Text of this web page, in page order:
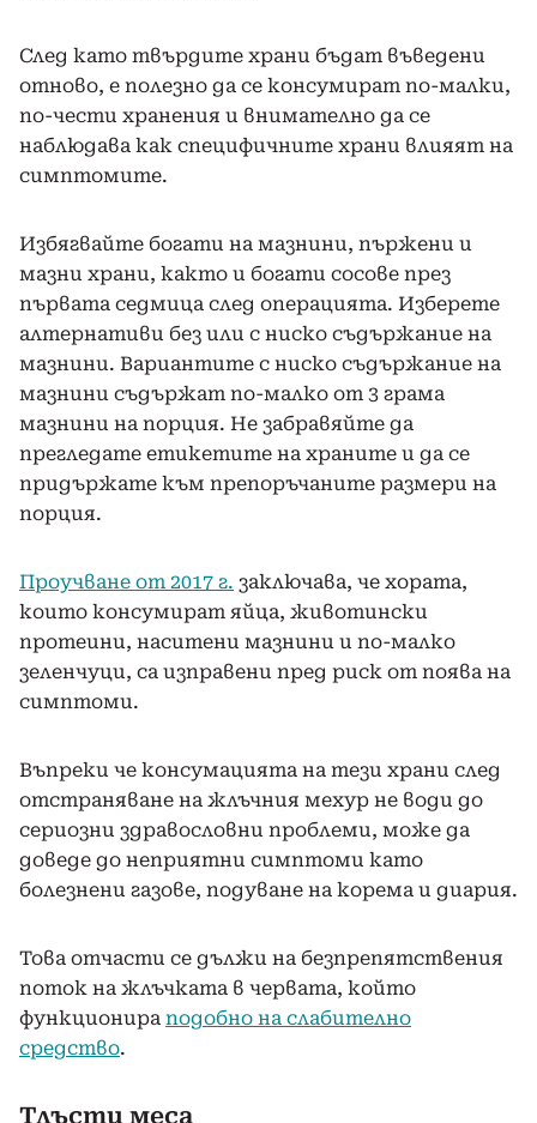
След като твърдите храни бъдат въведени
отново, е полезно да се консумират по-малки,
по-чести хранения и внимателно да се
наблюдава как специфичните храни влияят на
симптомите.
Избягвайте богати на мазнини, пържени и
мазни храни, както и богати сосове през
първата седмица след операцията. Изберете
алтернативи без или с ниско съдържание на
мазнини. Вариантите с ниско съдържание на
мазнини съдържат по-малко от 3 грама
мазнини на порция. Не забравяйте да
прегледате етикетите на храните и да се
придържате към препоръчаните размери на
порция.
Проучване от 2017 г. заключава, че хората,
които консумират яйца, животински
протеини, наситени мазнини и по-малко
зеленчуци, са изправени пред риск от поява на
симптоми.
Въпреки че консумацията на тези храни след
отстраняване на жлъчния мехур не води до
сериозни здравословни проблеми, може да
доведе до неприятни симптоми като
болезнени газове, подуване на корема и диария.
Това отчасти се дължи на безпрепятствения
поток на жлъчката в червата, който
функционира подобно на слабително
средство.
Тлъсти меса